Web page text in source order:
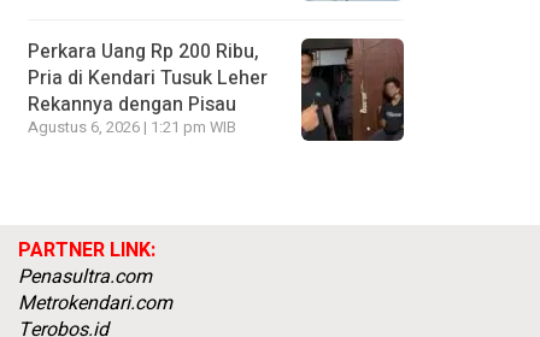
Perkara Uang Rp 200 Ribu,
Pria di Kendari Tusuk Leher
Rekannya dengan Pisau
Agustus 6, 2026 | 1:21 pm WIB
PARTNER LINK:
Penasultra.com
Metrokendari.com
Terobos.id